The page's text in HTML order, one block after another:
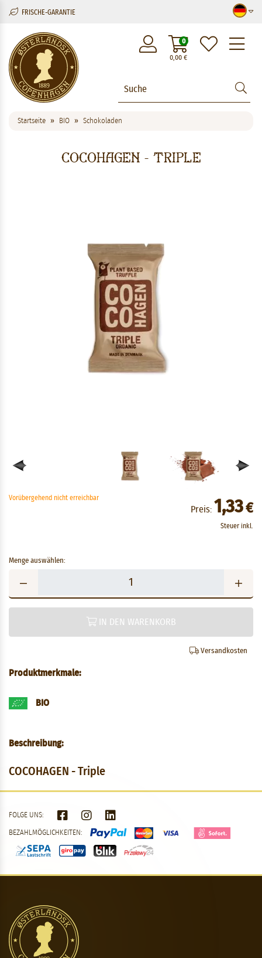
FRISCHE-GARANTIE
0,00€
0
Startseite BIO Schokoladen
COCOHAGEN - Triple
Vorübergehend nicht erreichbar
Preis: 1,33€
Steuer inkl.
Menge auswählen:
IN DEN WARENKORB
Versandkosten
Produktmerkmale:
BIO
Beschreibung:
COCOHAGEN - Triple
FOLGE UNS:
BEZAHLMÖGLICHKEITEN: